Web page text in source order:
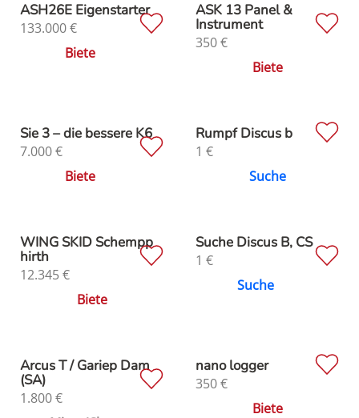
ASH26E Eigenstarter
133.000€
Biete
ASK 13 Panel &
Instrument
350€
Biete
Sie 3 – die bessere K6
7.000€
Biete
Rumpf Discus b
1 €
Suche
WING SKID Schempp
hirth
12.345€
Biete
Suche Discus B, CS
1 €
Suche
Arcus T / Gariep Dam
(SA)
1.800€
nano logger
350€
Biete